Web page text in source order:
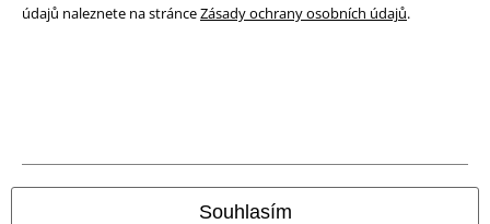
údajů naleznete na stránceZásady ochrany osobních údajů.
Souhlasím